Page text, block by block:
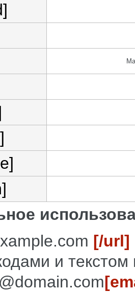
[/url]
и текстом